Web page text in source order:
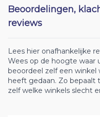
Beoordelingen,
reviews
Lees hier onafhankelijke
Wees op de hoogte waar
beoordeel zelf een winkel
heeft gedaan. Zo bepaalt
zelf welke winkels slecht